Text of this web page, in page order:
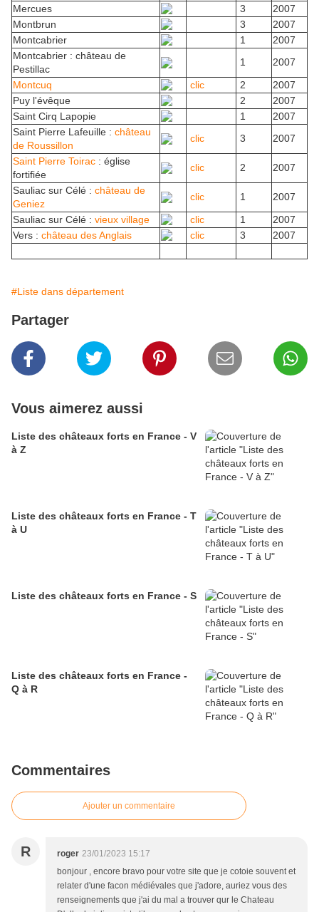
Mercues
3
2007
Montbrun
3
2007
Montcabrier
1
2007
Montcabrier : château de
Pestillac
1
2007
Montcuq
clic 2
2007
Puy l'évêque
2
2007
Saint Cirq Lapopie
1
2007
Saint Pierre Lafeuille : château
de Roussillon
clic 3
2007
Saint Pierre Toirac : église
fortifiée
clic 2
2007
Sauliac sur Célé : château de
Geniez
clic 1
2007
Sauliac sur Célé : vieux village clic 1
2007
Vers : château des Anglais clic 3 2007
#Liste dans département
Partager
Vous aimerez aussi
Liste des châteaux forts en France - V
à Z
Liste des châteaux forts en France - T
à U
Liste des châteaux forts en France - S
Liste des châteaux forts en France -
Q à R
Commentaires
Ajouter un commentaire
R roger 23/01/2023 15:17
bonjour , encore bravo pour votre site que je cotoie souvent et
relater d'une facon médiévales que j'adore, auriez vous des
renseignements que j'ai du mal a trouver qur le Chateau